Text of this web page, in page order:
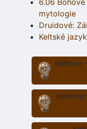
6.06
mytologie
Druidové:
Keltské
Keltové
Keltové